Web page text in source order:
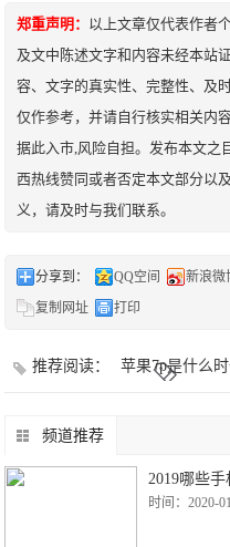
郑重声明： 以上文章仅代表作者
及文中陈述文字和内容未经本站
容、文字的真实性、完整性、及
仅作参考，并请自行核实相关内
据此入市,风险自担。发布本文之
西热线赞同或者否定本文部分以
义，请及时与我们联系。
分享到： QQ空间 新浪微
复制网址
打印
推荐阅读： 苹果7p是什么
频道推荐
2019哪些
时间：2020-